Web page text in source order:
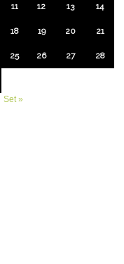
11 12 13 14
18 19 20 21
25 26 27 28
Set »